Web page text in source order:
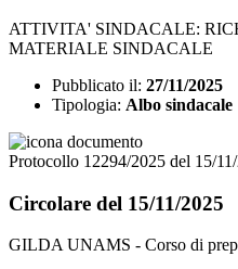
ATTIVITA' SINDACALE:
MATERIALE SINDACALE
Pubblicato il: 27/11/2025
Tipologia: Albo sindacale
Protocollo 12294/2025 del 15/
Circolare del 15/11/2025
GILDA UNAMS - Corso di